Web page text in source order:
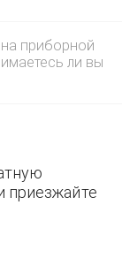
приборной
ли вы
приезжайте